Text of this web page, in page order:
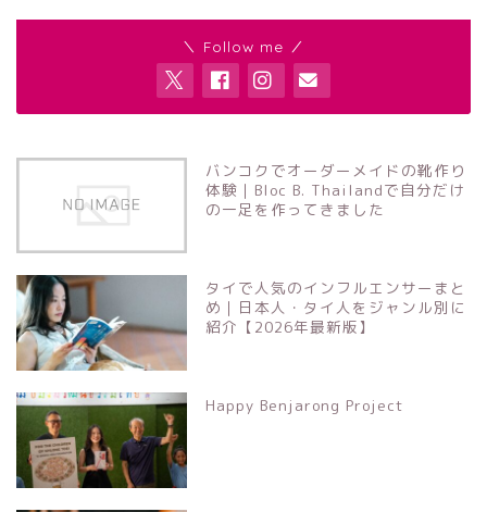
＼ Follow me ／
バンコクでオーダーメイドの靴作り
体験｜Bloc B. Thailandで自分だけ
の一足を作ってきました
タイで人気のインフルエンサーまと
め｜日本人・タイ人をジャンル別に
紹介【2026年最新版】
Happy Benjarong Project